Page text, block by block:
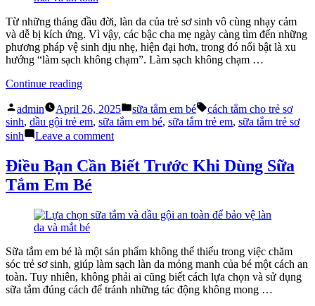
Không”?
Từ những tháng đầu đời, làn da của trẻ sơ sinh vô cùng nhạy cảm
và dễ bị kích ứng. Vì vậy, các bậc cha mẹ ngày càng tìm đến những
phương pháp vệ sinh dịu nhẹ, hiện đại hơn, trong đó nổi bật là xu
hướng “làm sạch không chạm”. Làm sạch không chạm …
Continue reading“Sữa
Em
Bé
Và
Hướng
“Làm
Sạch
Không
Chạm”
Cho
Trẻ
Nhỏ”
Posted
by
admin April 26, 2025
Posted
in
sữa tắm em bé Tags:
cách tắm cho trẻ sơ
sinh, dầu gội trẻ em, sữa tắm em bé, sữa tắm trẻ em, sữa tắm trẻ sơ
sinh
Leave a commenton
Tắm
Em
Xu
Hướng
Sạch
Không
Chạm”
Cho
Điều Bạn Cần Biết Trước Khi Dùng Sữa
Tắm Em Bé
Sữa tắm em bé là một sản phẩm không thể thiếu trong việc chăm
sóc trẻ sơ sinh, giúp làm sạch làn da mỏng manh của bé một cách an
toàn. Tuy nhiên, không phải ai cũng biết cách lựa chọn và sử dụng
sữa tắm đúng cách để tránh những tác động không mong …